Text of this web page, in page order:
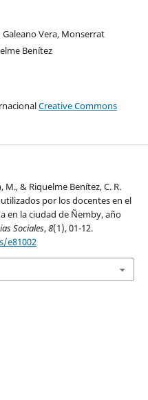
Vera, Monserrat
Benítez
Creative Commons
M., & Riquelme Benítez, C. R.
por los docentes en el
en la ciudad de Ñemby, año
Sociales,8(1), 01-12.
e81002